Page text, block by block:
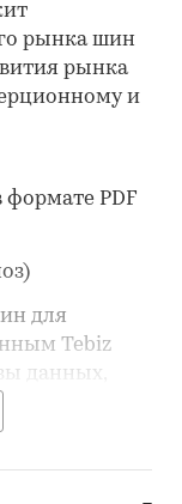
рынка шин
рынка
и
формате PDF
для
Tebiz
данных,